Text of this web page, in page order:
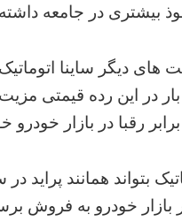
های دیگر ساینا
در این رده قیمتی
رقبا در بازار خودرو
بتواند همانند پراید در
بازار خودرو به فروش